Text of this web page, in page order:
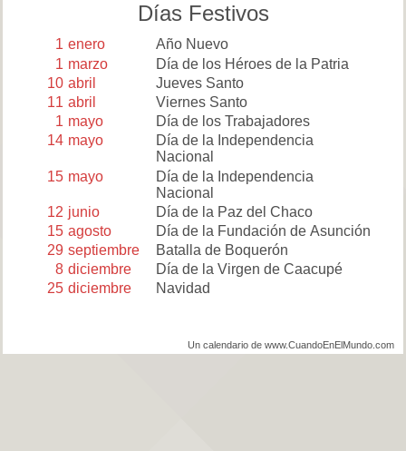
Días Festivos
1 enero
Año Nuevo
1 marzo
Día de los Héroes de la Patria
10 abril
Jueves Santo
11 abril
Viernes Santo
1 mayo
Día de los Trabajadores
14 mayo
Día de la Independencia
Nacional
15 mayo
Día de la Independencia
Nacional
12 junio
Día de la Paz del Chaco
15 agosto
Día de la Fundación de Asunción
29 septiembre
Batalla de Boquerón
8 diciembre
Día de la Virgen de Caacupé
25 diciembre Navidad
Un calendario de www.CuandoEnElMundo.com